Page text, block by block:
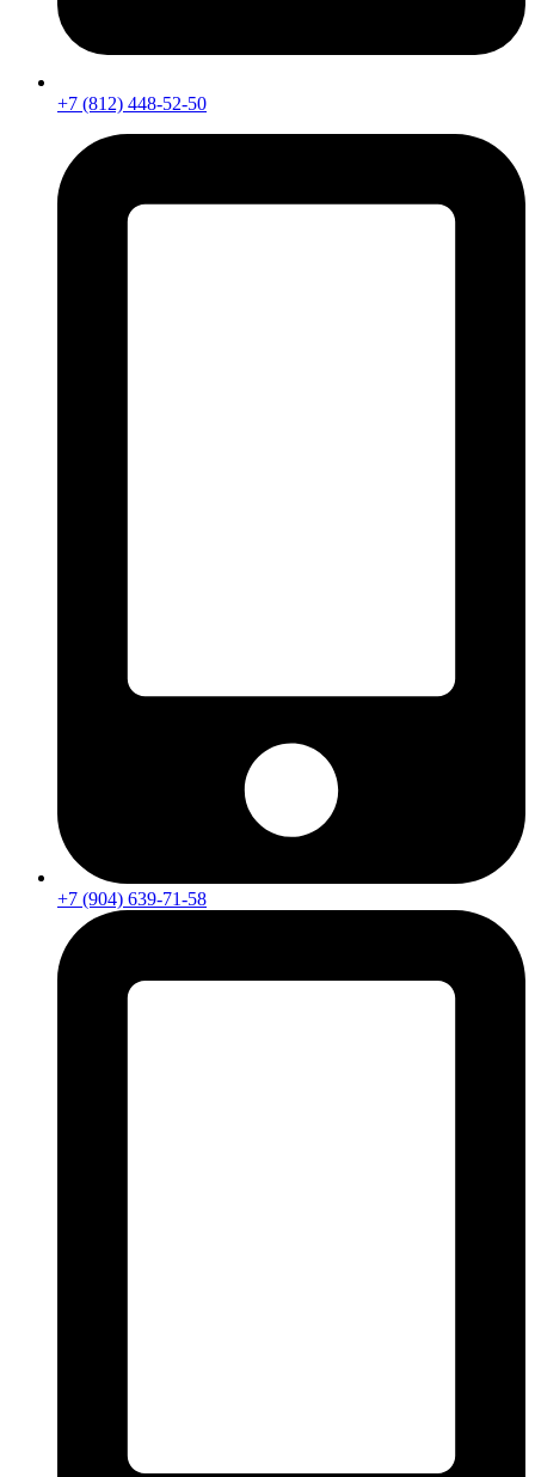
+7 (812) 448-52-50
+7 (904) 639-71-58